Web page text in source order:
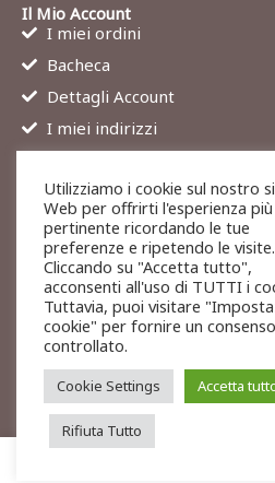
Il Mio Account
I miei ordini
Bacheca
Dettagli Account
I miei indirizzi
Chi siamo
Services
Blog
Contatti
Legali
Termini di servizio
Resi e rimborsi
Utilizziamo i cookie sul nostro
Web per offrirti l'esperienza più
pertinente ricordando le tue
preferenze e ripetendo le visite.
Cliccando su "Accetta tutto",
acconsenti all'uso di TUTTI i
Tuttavia, puoi visitare
cookie" per fornire un consenso
controllato.
Cookie Settings Accetta
Rifiuta Tutto